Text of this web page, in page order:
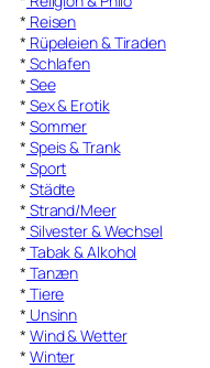
* Reisen
* Rüpeleien & Tiraden
* Schlafen
* See
* Sex & Erotik
* Sommer
* Speis & Trank
* Sport
* Städte
* Strand/Meer
* Silvester & Wechsel
* Tabak & Alkohol
* Tanzen
* Tiere
* Unsinn
* Wind & Wetter
* Winter